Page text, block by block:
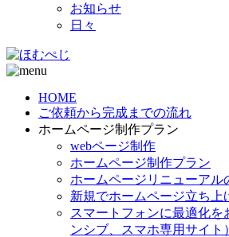
お知らせ
日々
HOME
ご依頼から完成までの流れ
ホームページ制作プラン
webページ制作
ホームページ制作プラン
ホームページリニューアル
新規でホームページ立ち上
スマートフォンに最適化を
ンシブ、スマホ専用サイト）